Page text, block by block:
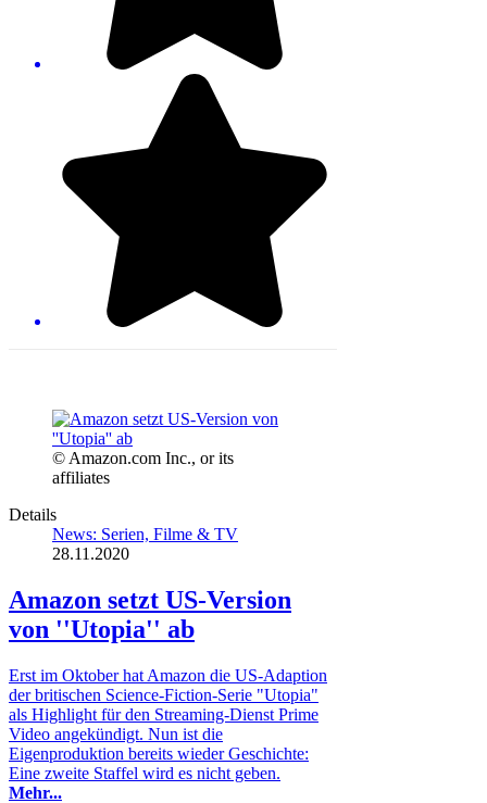
© Amazon.com Inc., or its
affiliates
Details
News: Serien, Filme & TV
28.11.2020
Amazon setzt US-Version
von ''Utopia'' ab
Erst im Oktober hat Amazon die US-Adaption
der britischen Science-Fiction-Serie "Utopia"
als Highlight für den Streaming-Dienst Prime
Video angekündigt. Nun ist die
Eigenproduktion bereits wieder Geschichte:
Eine zweite Staffel wird es nicht geben.
Mehr...